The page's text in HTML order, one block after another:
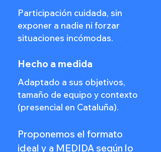
Participación cuidada, sin
exponer a nadie ni forzar
situaciones incómodas.
Hecho a medida
Adaptado a sus objetivos,
tamaño de equipo y contexto
(presencial en Cataluña).
Proponemos el formato
ideal y a MEDIDA según lo